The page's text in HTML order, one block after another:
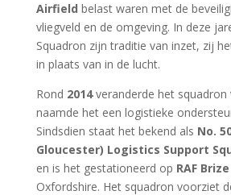
Airfield belast waren met de
vliegveld en de omgeving. In deze
Squadron zijn traditie van inzet, zij
in plaats van in de lucht.
Rond 2014veranderde het squadron
naamde het een logistieke
Sindsdien staat het bekend als No.
Gloucester) Logistics Support
en is het gestationeerd op RAF
Oxfordshire. Het squadron voorziet